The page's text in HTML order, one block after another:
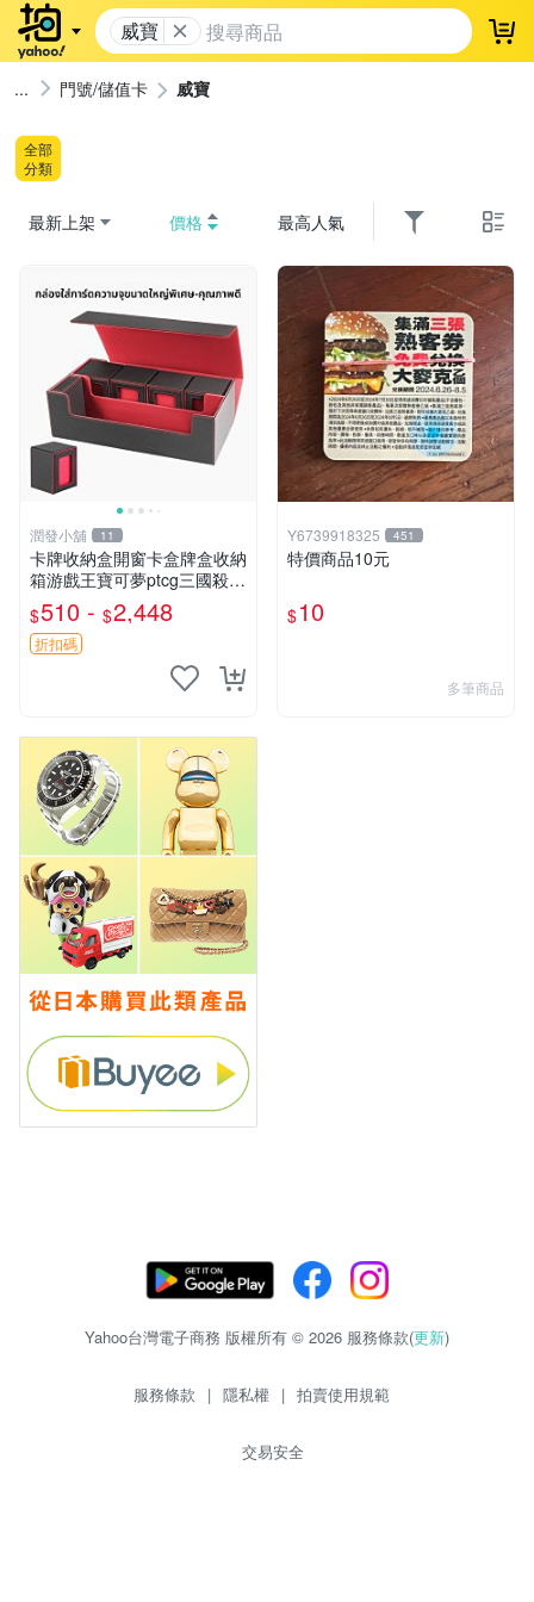
威寶 登
門號/儲值卡 威寶
全部
分類
最新上架 價格 最高人氣
潤發小舖 11
卡牌收納盒開窗卡盒牌盒收納
箱游戲王寶可夢ptcg三國殺海
賊王dtcg
$510 - $2,448
折扣碼
Y6739918325 451
特價商品10元
$10
多筆商品
Yahoo台灣電子商務 版權所有 © 2026 服務條款(更新)
服務條款 | 隱私權 | 拍賣使用規範
交易安全